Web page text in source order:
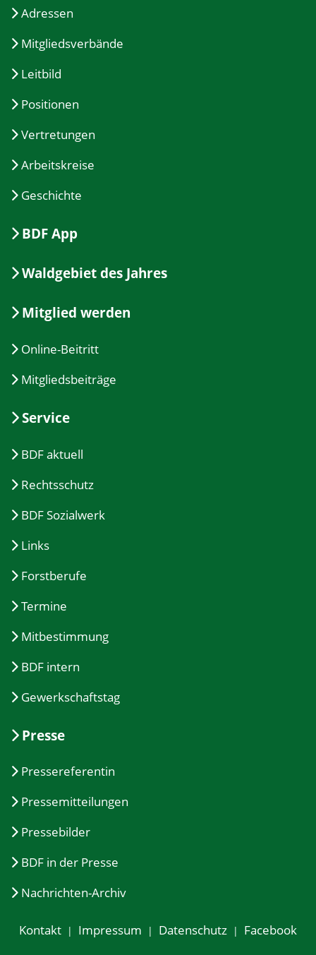
Adressen
Mitgliedsverbände
Leitbild
Positionen
Vertretungen
Arbeitskreise
Geschichte
BDF App
Waldgebiet des Jahres
Mitglied werden
Online-Beitritt
Mitgliedsbeiträge
Service
BDF aktuell
Rechtsschutz
BDF Sozialwerk
Links
Forstberufe
Termine
Mitbestimmung
BDF intern
Gewerkschaftstag
Presse
Pressereferentin
Pressemitteilungen
Pressebilder
BDF in der Presse
Nachrichten-Archiv
Kontakt Impressum Datenschutz Facebook